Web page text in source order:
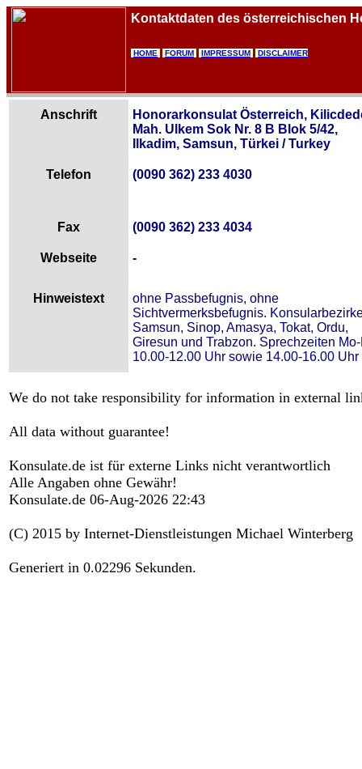
Kontaktdaten des österreichischen
HOME FORUM IMPRESSUM DISCLAIMER
Anschrift
Honorarkonsulat Österreich,
Mah. Ulkem Sok Nr. 8 B Blok 5/42,
Ilkadim, Samsun, Türkei / Turkey
Telefon (0090 362) 233 4030
Fax (0090 362) 233 4034
Webseite -
Hinweistext
ohne Passbefugnis, ohne
Sichtvermerksbefugnis.
Samsun, Sinop, Amasya, Tokat, Ordu,
Giresun und Trabzon. Sprechzeiten
10.00-12.00 Uhr sowie 14.00-16.00 Uhr
We do not take responsibility for information in external
All data without guarantee!
Konsulate.de ist für externe Links nicht verantwortlich
Alle Angaben ohne Gewähr!
Konsulate.de 06-Aug-2026 22:43
(C) 2015 by Internet-Dienstleistungen Michael Winterberg
Generiert in 0.02296 Sekunden.